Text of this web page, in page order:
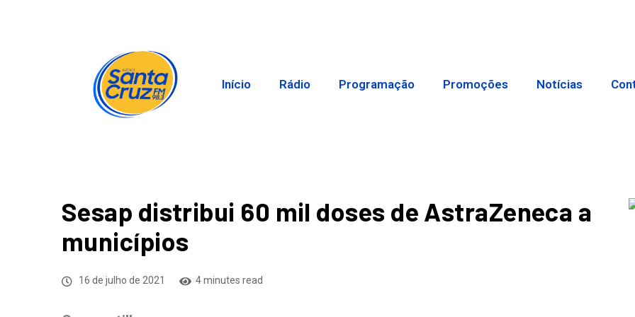
Início Rádio Programação Promoções Notícias
Sesap distribui 60 mil doses de AstraZeneca a
municípios
16 de julho de 2021 4 minutes read